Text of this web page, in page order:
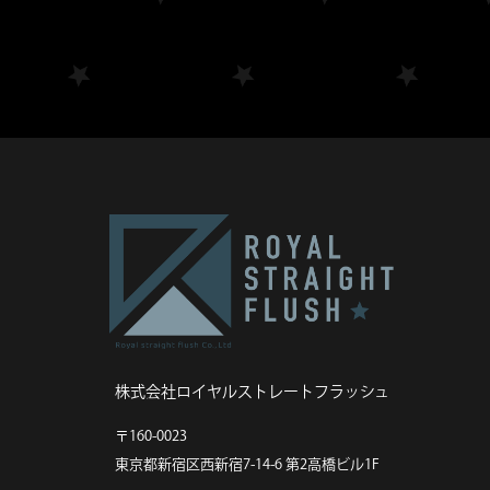
株式会社ロイヤルストレートフラッシュ
〒160-0023
東京都新宿区西新宿7-14-6 第2高橋ビル1F